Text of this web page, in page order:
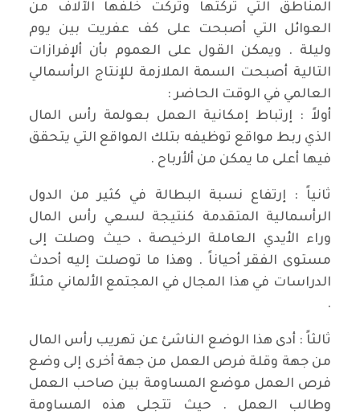
المناطق التي تركتها وتركت خلفها الآلاف من
العوائل التي أصبحت على كف عفريت بين يوم
وليلة . ويمكن القول على العموم بأن ألإفرازات
التالية أصبحت السمة الملازمة للإنتاج الرأسمالي
العالمي في الوقت الحاضر :
أولاً : إرتباط إمكانية العمل بعولمة رأس المال
الذي ربط مواقع توظيفه بتلك المواقع التي يتحقق
فيها أعلى ما يمكن من ألأرباح .
ثانياً : إرتفاع نسبة البطالة في كثير من الدول
الرأسمالية المتقدمة كنتيجة لسعي رأس المال
وراء الأيدي العاملة الرخيصة ، حيث وصلت إلى
مستوى الفقر أحياناً . وهذا ما توصلت إليه أحدث
الدراسات في هذا المجال في المجتمع الألماني مثلاً
.
ثالثاً : أدى هذا الوضع الناشئ عن تهريب رأس المال
من جهة وقلة فرص العمل من جهة أخرى إلى وضع
فرص العمل موضع المساومة بين صاحب العمل
وطالب العمل . حيث تتجلى هذه المساومة